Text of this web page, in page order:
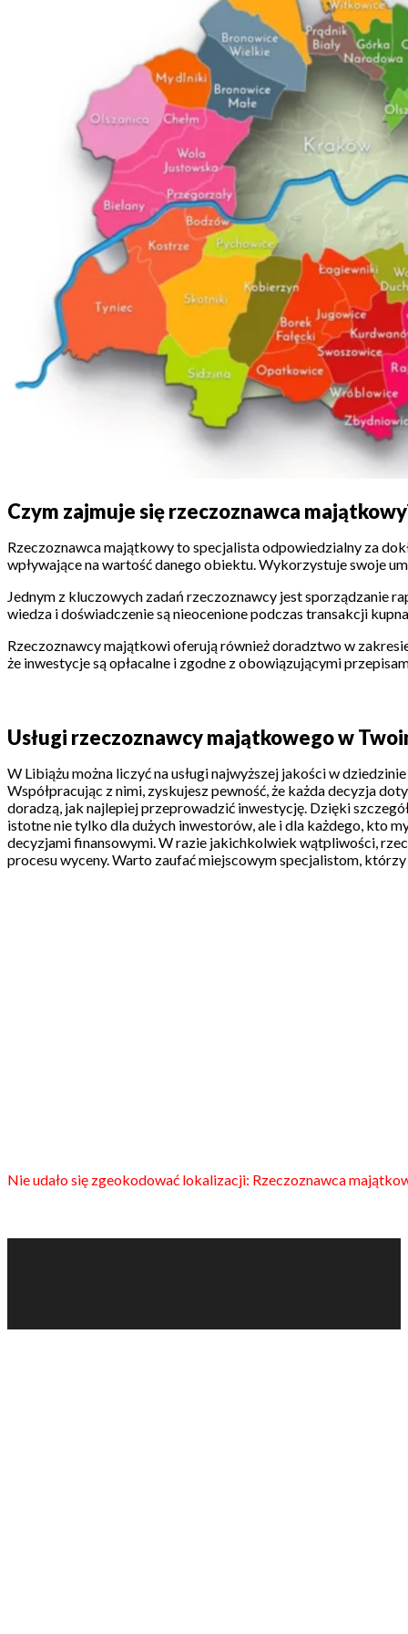
Czym zajmuje się rzeczoznawca
Rzeczoznawca majątkowy to specjalista odpowiedzialny za
wpływające na wartość danego obiektu. Wykorzystuje swoje
Jednym z kluczowych zadań rzeczoznawcy jest sporządzanie
wiedza i doświadczenie są nieocenione podczas transakcji
Rzeczoznawcy majątkowi oferują również doradztwo w
że inwestycje są opłacalne i zgodne z obowiązującymi
Usługi rzeczoznawcy majątkowego w
W Libiążu można liczyć na usługi najwyższej jakości w
Współpracując z nimi, zyskujesz pewność, że każda decyzja
doradzą, jak najlepiej przeprowadzić inwestycję. Dzięki
istotne nie tylko dla dużych inwestorów, ale i dla każdego, kto
decyzjami finansowymi. W razie jakichkolwiek wątpliwości,
procesu wyceny. Warto zaufać miejscowym specjalistom,
Nie udało się zgeokodować lokalizacji: Rzeczoznawca